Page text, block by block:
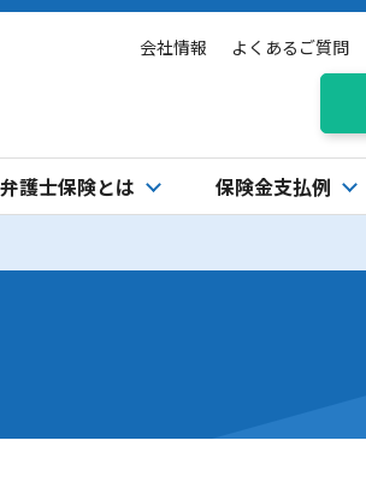
会社情報 よくあるご質問
弁護士保険とは 保険金支払例